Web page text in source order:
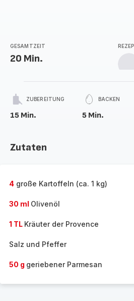
GESAMTZEIT
20 Min.
ZUBEREITUNG
15 Min.
BACKEN
5 Min.
Zutaten
4 große Kartoffeln (ca. 1 kg)
30 ml Olivenöl
1 TL Kräuter der Provence
Salz und Pfeffer
50 g geriebener Parmesan